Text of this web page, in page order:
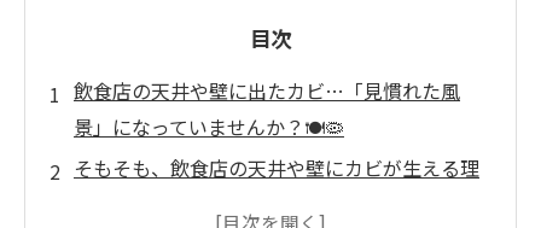
目次
飲食店の天井や壁に出たカビ…「見慣れた風
景」になっていませんか？🍽️🦠
そもそも、飲食店の天井や壁にカビが生える理